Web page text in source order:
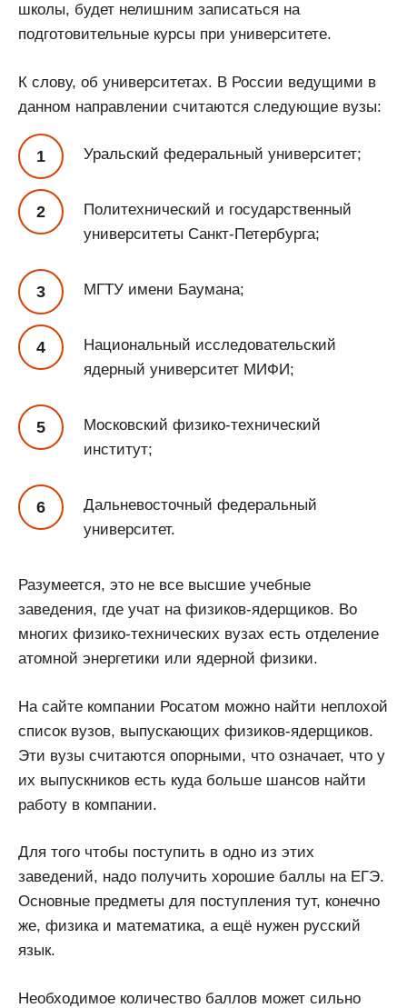
школы, будет нелишним записаться на
подготовительные курсы при университете.
К слову, об университетах. В России ведущими в
данном направлении считаются следующие вузы:
Уральский федеральный университет;
Политехнический и государственный
университеты Санкт-Петербурга;
МГТУ имени Баумана;
Национальный исследовательский
ядерный университет МИФИ;
Московский физико-технический
институт;
Дальневосточный федеральный
университет.
Разумеется, это не все высшие учебные
заведения, где учат на физиков-ядерщиков. Во
многих физико-технических вузах есть отделение
атомной энергетики или ядерной физики.
На сайте компании Росатом можно найти неплохой
список вузов, выпускающих физиков-ядерщиков.
Эти вузы считаются опорными, что означает, что у
их выпускников есть куда больше шансов найти
работу в компании.
Для того чтобы поступить в одно из этих
заведений, надо получить хорошие баллы на ЕГЭ.
Основные предметы для поступления тут, конечно
же, физика и математика, а ещё нужен русский
язык.
Необходимое количество баллов может сильно